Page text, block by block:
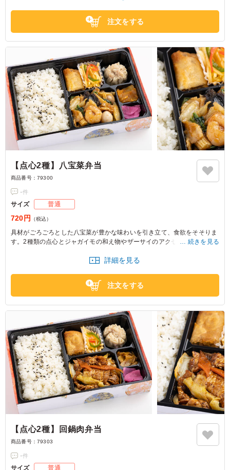
注文をする
【点心2種】八宝菜弁当
商品番号： 79300
-件
サイズ 普通
720円 （税込）
具材がごろごろとした八宝菜が豊かな味わいを引き立て、食欲をそそりま
す。2種類の点心とジャガイモの和え物やザーサイのアクセントが絶妙
続きを見る
詳細を見る
注文をする
【点心2種】回鍋肉弁当
商品番号： 79303
-件
サイズ 普通